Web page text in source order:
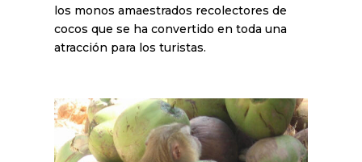
los monos amaestrados recolectores de
cocos que se ha convertido en toda una
atracción para los turistas.